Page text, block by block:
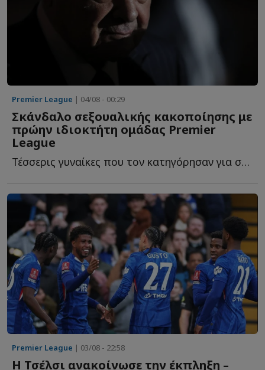
Premier League | 04/08 - 00:29
Σκάνδαλο σεξουαλικής κακοποίησης με
πρώην ιδιοκτήτη ομάδας Premier
League
Τέσσερις γυναίκες που τον κατηγόρησαν για σεξουαλική β...
Premier League | 03/08 - 22:58
Η Τσέλσι ανακοίνωσε την έκπληξη –